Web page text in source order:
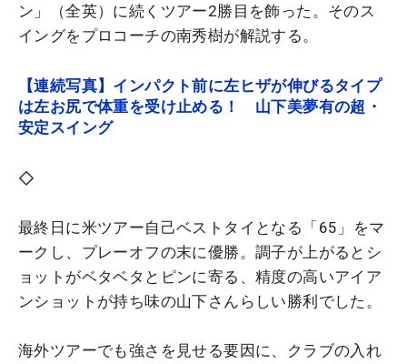
ン」（全英）に続くツアー2勝目を飾った。そのス
イングをプロコーチの南秀樹が解説する。
【連続写真】インパクト前に左ヒザが伸びるタイプ
は左お尻で体重を受け止める！ 山下美夢有の超・
安定スイング
◇
最終日に米ツアー自己ベストタイとなる「65」をマ
ークし、プレーオフの末に優勝。調子が上がるとシ
ョットがベタベタとピンに寄る、精度の高いアイア
ンショットが持ち味の山下さんらしい勝利でした。
海外ツアーでも強さを見せる要因に、クラブの入れ